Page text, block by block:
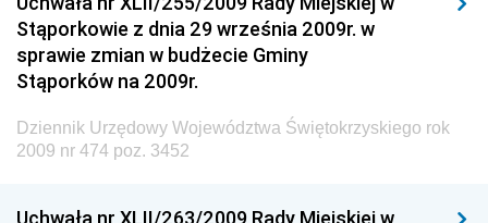
Materiałów Budowlanych
Dziennik Urzędowy Ministra Infrastruktury i Rozwoju
Dziennik Urzędowy Głównego Inspektoratu Ochrony
Środowiska
Dziennik Urzędowy Generalnej Dyrekcji Ochrony
Stąporkowie z dnia 29 września 2009r. w
sprawie zmian w budżecie Gminy
Stąporków na 2009r.
Dziennik Urzędowy Województwa Świętokrzyskiego rok
2009 nr 474 poz. 3452